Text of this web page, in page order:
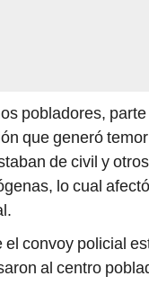
pobladores,
que generó
de civil y
lo cual
el convoy policial
al centro